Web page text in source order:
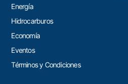
Energía
Hidrocarburos
Economía
Eventos
Términos y Condiciones